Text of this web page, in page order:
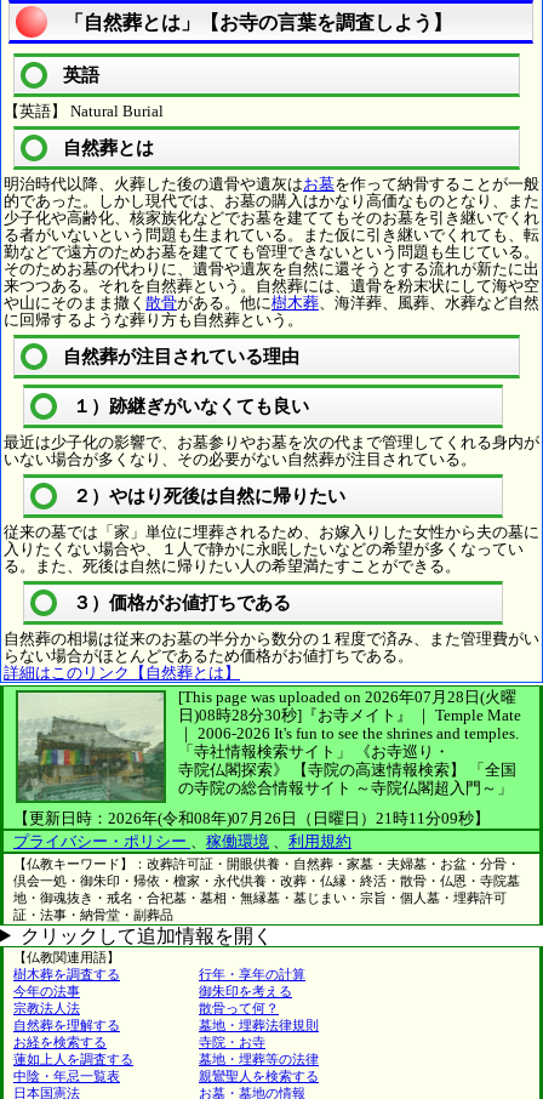
「自然葬とは」【お寺の言葉を調査しよう】
英語
【英語】 Natural Burial
自然葬とは
明治時代以降、火葬した後の遺骨や遺灰はお墓を作って納骨することが一般
的であった。しかし現代では、お墓の購入はかなり高価なものとなり、また
少子化や高齢化、核家族化などでお墓を建ててもそのお墓を引き継いでくれ
る者がいないという問題も生まれている。また仮に引き継いでくれても、転
勤などで遠方のためお墓を建てても管理できないという問題も生じている。
そのためお墓の代わりに、遺骨や遺灰を自然に還そうとする流れが新たに出
来つつある。それを自然葬という。自然葬には、遺骨を粉末状にして海や空
や山にそのまま撒く 散骨がある。他に樹木葬 、海洋葬、風葬、水葬など自然
に回帰するような葬り方も自然葬という。
自然葬が注目されている理由
１）跡継ぎがいなくても良い
最近は少子化の影響で、お墓参りやお墓を次の代まで管理してくれる身内が
いない場合が多くなり、その必要がない自然葬が注目されている。
２）やはり死後は自然に帰りたい
従来の墓では「家」単位に埋葬されるため、お嫁入りした女性から夫の墓に
入りたくない場合や、１人で静かに永眠したいなどの希望が多くなってい
る。また、死後は自然に帰りたい人の希望満たすことができる。
３）価格がお値打ちである
自然葬の相場は従来のお墓の半分から数分の１程度で済み、また管理費がい
らない場合がほとんどであるため価格がお値打ちである。
詳細はこのリンク【自然葬とは】
[This page was uploaded on 2026年07月28日(火曜
日)08時28分30秒] 『お寺メイト』 ｜ Temple Mate
｜ 2006-2026 It's fun to see the shrines and temples.
「寺社情報検索サイト」
《お寺巡り・
寺院仏閣探索》
【寺院の高速情報検索】
「全国
の寺院の総合情報サイト ～寺院仏閣超入門～」
【更新日時：2026年(令和08年)07月26日（日曜日）21時11分09秒】
プライバシー・ポリシー
稼働環境 利用規約
【仏教キーワード】：改葬許可証・開眼供養・自然葬・家墓・夫婦墓・お盆・分骨・
倶会一処・御朱印・帰依・檀家・永代供養・改葬・仏縁・終活・散骨・仏恩・寺院墓
地・御魂抜き・戒名・合祀墓・墓相・無縁墓・墓じまい・宗旨・個人墓・埋葬許可
証・法事・納骨堂・副葬品
クリックして追加情報を開く
【仏教関連用語】
樹木葬を調査する
行年・享年の計算
今年の法事
御朱印を考える
宗教法人法
散骨って何？
自然葬を理解する
墓地・埋葬法律規則
お経を検索する
寺院・お寺
蓮如上人を調査する
墓地・埋葬等の法律
中陰・年忌一覧表
親鸞聖人を検索する
日本国憲法
お墓・墓地の情報